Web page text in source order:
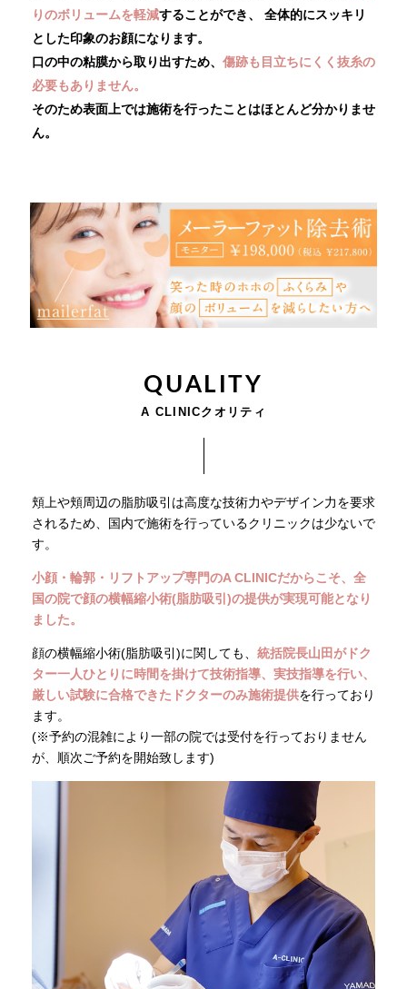
りのボリュームを軽減することができ、
全体的にスッキリ
とした印象のお顔になります。
口の中の粘膜から取り出すため、 傷跡も目立ちにくく抜糸の
必要もありません。
そのため表面上では施術を行ったことはほとんど分かりませ
ん。
QUALITY
A CLINICクオリティ
頬上や頬周辺の脂肪吸引は高度な技術力やデザイン力を要求
されるため、国内で施術を行っているクリニックは少ないで
す。
小顔・輪郭・リフトアップ専門のA CLINICだからこそ、全
国の院で顔の横幅縮小術(脂肪吸引)の提供が実現可能となり
ました。
顔の横幅縮小術(脂肪吸引)に関しても、 統括院長山田がドク
ター一人ひとりに時間を掛けて技術指導、実技指導を行い、
厳しい試験に合格できたドクターのみ施術提供を行っており
ます。
(※予約の混雑により一部の院では受付を行っておりません
が、順次ご予約を開始致します)